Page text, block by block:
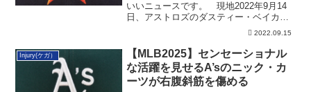
いいニュースです。 現地2022年9月14
日、アストロズのダスティー・ベイカー
2022.09.15
Injury(ケガ）
【MLB2025】センセーショナル
な活躍を見せるA’sのニック・カ
ーツが右腹斜筋を傷める